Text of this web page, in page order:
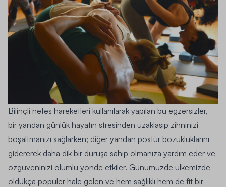
Bilinçli nefes hareketleri kullanılarak yapılan bu egzersizler,
bir yandan günlük hayatın stresinden uzaklaşıp zihninizi
boşaltmanızı sağlarken; diğer yandan postür bozukluklarını
gidererek daha dik bir duruşa sahip olmanıza yardım eder ve
özgüveninizi olumlu yönde etkiler. Günümüzde ülkemizde
oldukça popüler hale gelen ve hem sağlıklı hem de fit bir